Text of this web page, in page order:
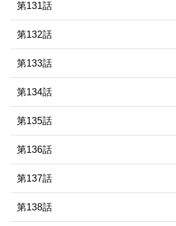
第131話
第132話
第133話
第134話
第135話
第136話
第137話
第138話